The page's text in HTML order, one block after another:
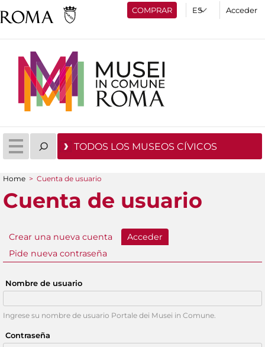
COMPRAR Acceder
TODOS LOS MUSEOS CÍVICOS
You are here
Home > Cuenta de usuario
Cuenta de usuario
Primary tabs
Crear una nueva cuenta Acceder
Pide nueva contraseña
Nombre de usuario
Ingrese su nombre de usuario Portale dei Musei in Comune.
Contraseña